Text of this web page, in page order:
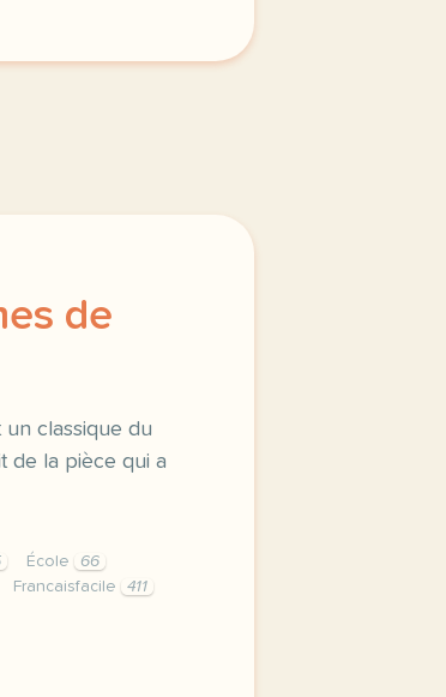
de
un classique du
de la pièce qui a
École
66
Francaisfacile
411